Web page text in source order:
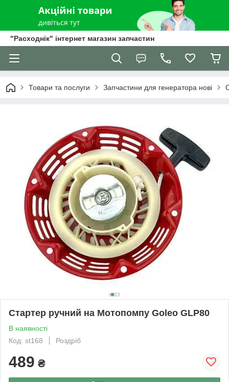
"Расходнік" інтернет магазин запчастин
Товари та послуги Запчастини для генератора нові
Стартер ручний на Мотопомпу Goleo GLP80
В наявності
Код: st168
Роздріб
489 ₴